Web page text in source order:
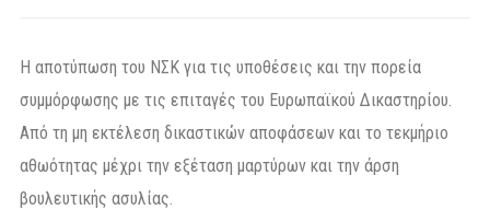
Η αποτύπωση του ΝΣΚ για τις υποθέσεις και την πορεία
συμμόρφωσης με τις επιταγές του Ευρωπαϊκού Δικαστηρίου.
Από τη μη εκτέλεση δικαστικών αποφάσεων και το τεκμήριο
αθωότητας μέχρι την εξέταση μαρτύρων και την άρση
βουλευτικής ασυλίας.